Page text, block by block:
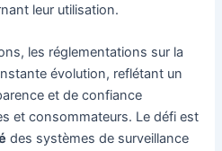
leur utilisation.
les réglementations sur la
évolution, reflétant un
et de confiance
et consommateurs. Le défi est
des systèmes de surveillance